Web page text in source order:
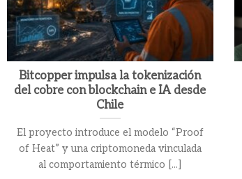
Bitcopper impulsa la tokenización
del cobre con blockchain e IA desde
Chile
El proyecto introduce el modelo “Proof
of Heat” y una criptomoneda vinculada
al comportamiento térmico [...]